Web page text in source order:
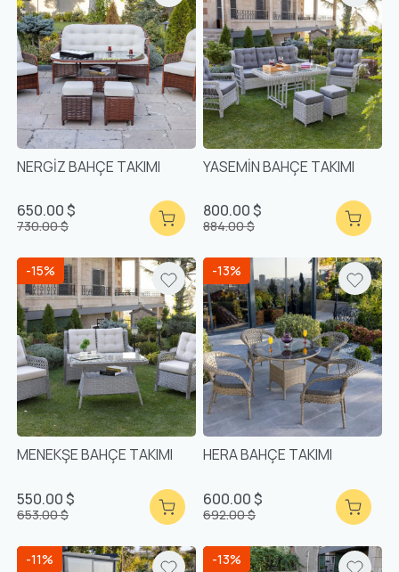
NERGİZ BAHÇE TAKIMI
650.00 $
730.00 $
YASEMİN BAHÇE TAKIMI
800.00 $
884.00 $
-15%
MENEKŞE BAHÇE TAKIMI
550.00 $
653.00 $
-13%
HERA BAHÇE TAKIMI
600.00 $
692.00 $
-11% -13%